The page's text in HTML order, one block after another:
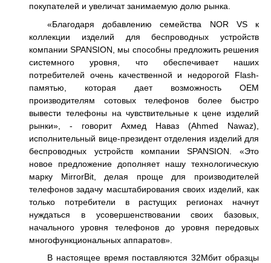
покупателей и увеличат занимаемую долю рынка.
«Благодаря добавлению семейства NOR VS к
коллекции изделий для беспроводных устройств
компании SPANSION, мы способны предложить решения
системного уровня, что обеспечивает наших
потребителей очень качественной и недорогой Flash-
памятью, которая дает возможность OEM
производителям сотовых телефонов более быстро
вывести телефоны на чувствительные к цене изделий
рынки», - говорит Ахмед Наваз (Ahmed Nawaz),
исполнительный вице-президент отделения изделий для
беспроводных устройств компании SPANSION. «Это
новое предложение дополняет нашу технологическую
марку MirrorBit, делая проще для производителей
телефонов задачу масштабирования своих изделий, как
только потребители в растущих регионах начнут
нуждаться в усовершенствовании своих базовых,
начального уровня телефонов до уровня передовых
многофункциональных аппаратов».
В настоящее время поставляются 32Мбит образцы